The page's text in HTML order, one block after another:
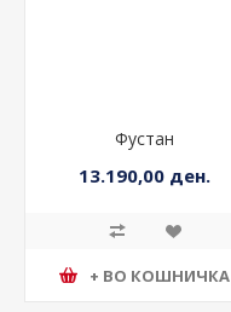
Фустан
13.190,00 ден.
+ ВО КОШНИЧКА